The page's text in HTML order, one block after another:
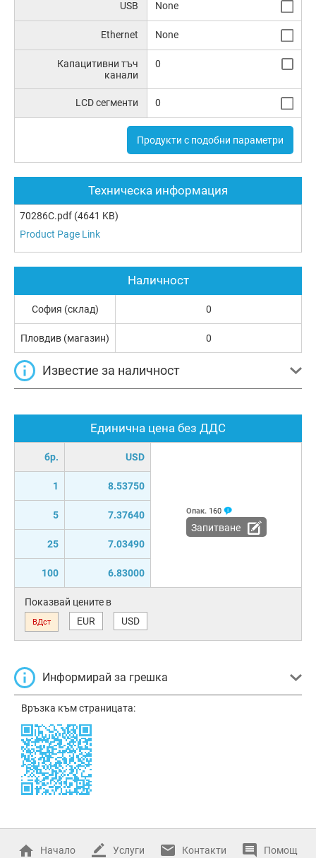
USB None
Ethernet None
Капацитивни тъч
канали
0
LCD сегменти 0
Продукти с подобни параметри
Техническа информация
70286C.pdf (4641 KB)
Product Page Link
Единична цена без ДДС
бр. USD
1 8.53750
5 7.37640
25 7.03490
100 6.83000
Опак. 160
Запитване
Показвай цените в
ВДст EUR USD
Информирай за грешка
Връзка към страницата:
Наличност
София (склад) 0
Пловдив (магазин) 0
Известие за наличност
Начало Услуги Контакти Помощ